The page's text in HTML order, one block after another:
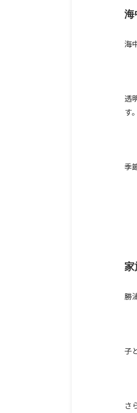
海
海
透
す。
季
家
勝
子
さ